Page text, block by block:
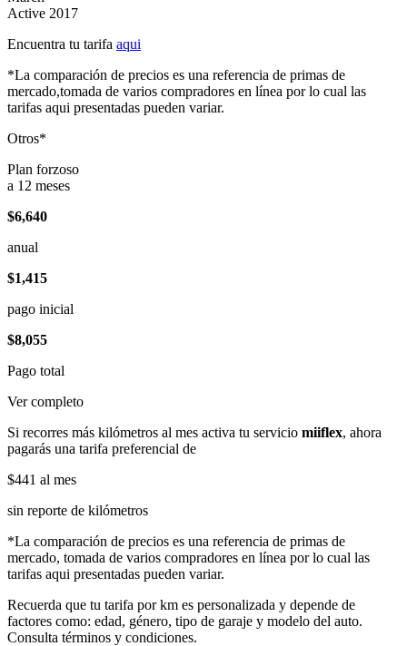
Active 2017
Encuentra tu tarifa aqui
*La comparación de precios es una referencia de primas de
mercado,tomada de varios compradores en línea por lo cual las
tarifas aqui presentadas pueden variar.
Otros*
Plan forzoso
a 12 meses
$6,640
anual
$1,415
pago inicial
$8,055
Pago total
Ver completo
Si recorres más kilómetros al mes activa tu servicio miiflex, ahora
pagarás una tarifa preferencial de
$441 al mes
sin reporte de kilómetros
*La comparación de precios es una referencia de primas de
mercado, tomada de varios compradores en línea por lo cual las
tarifas aqui presentadas pueden variar.
Recuerda que tu tarifa por km es personalizada y depende de
factores como: edad, género, tipo de garaje y modelo del auto.
Consulta términos y condiciones.